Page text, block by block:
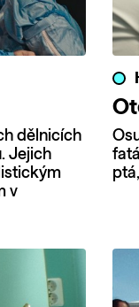
dělnicích
Jejich
v